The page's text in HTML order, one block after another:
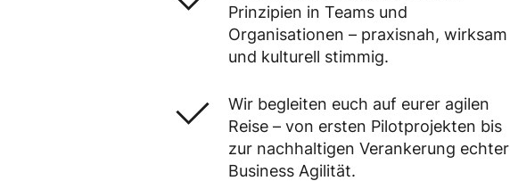
Prinzipien in Teams und
Organisationen – praxisnah, wirksam
und kulturell stimmig.
Wir begleiten euch auf eurer agilen
Reise – von ersten Pilotprojekten bis
zur nachhaltigen Verankerung echter
Business Agilität.